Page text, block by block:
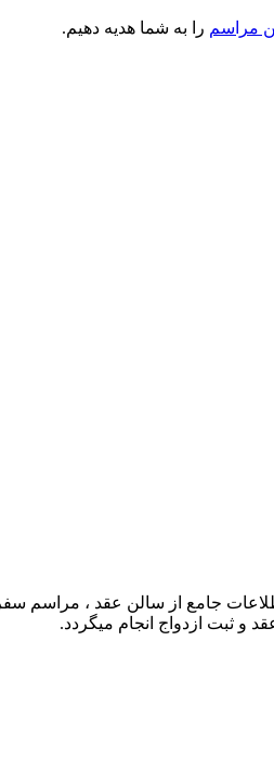
مراسم را به شما هدیه دهیم.
جامع از سالن عقد ، مراسم
و ثبت ازدواج انجام میگردد.